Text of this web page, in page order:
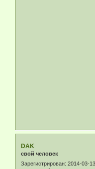
DAK
свой человек
Зарегистрирован: 2014-03-13